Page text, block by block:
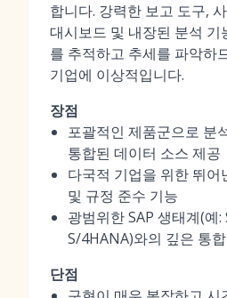
합니다. 강력한 보고 도구,
대시보드 및 내장된 분석 기
를 추적하고 추세를 파악하
기업에 이상적입니다.
장점
포괄적인 제품군으로 분
통합된 데이터 소스 제공
다국적 기업을 위한 뛰어
및 규정 준수 기능
광범위한 SAP 생태계(예:
S/4HANA)와의 깊은 통합
단점